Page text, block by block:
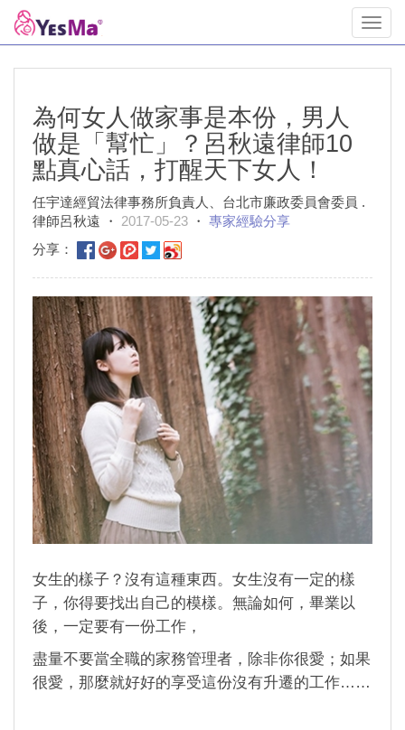
為何女人做家事是本份，男人
做是「幫忙」？呂秋遠律師10
點真心話，打醒天下女人！
任宇達經貿法律事務所負責人、台北市廉政委員會委員 .
律師呂秋遠 ・ 2017-05-23 ・ 專家經驗分享
分享：
女生的樣子？沒有這種東西。女生沒有一定的樣
子，你得要找出自己的模樣。無論如何，畢業以
後，一定要有一份工作，
盡量不要當全職的家務管理者，除非你很愛；如果
很愛，那麼就好好的享受這份沒有升遷的工作……